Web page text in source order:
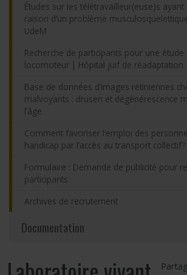
Études sur les télétravailleur(euse)s
raison d’un problème
UdeM
Recherche de participants pour une
locomoteur | Hôpital juif de réadaptation
Base de données d’images rétiniennes
malvoyants : drusen et dégénérescence
l’âge
Comment favoriser l’emploi des
handicap par l’accès au transport collectif?
Formulaire : Demande de publicité pour
participants
Archives de recrutement
Documentation